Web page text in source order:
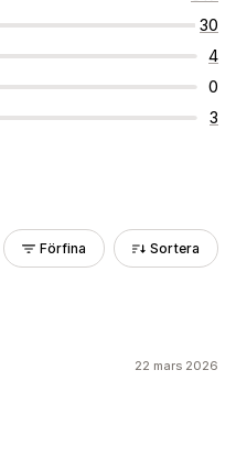
30
4
0
3
Förfina Sortera
22 mars 2026